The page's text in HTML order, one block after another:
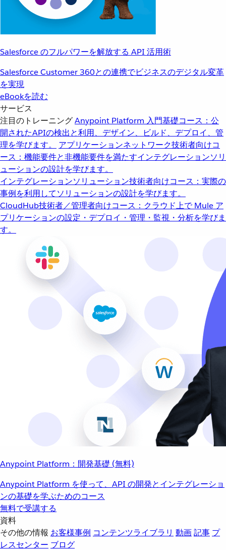
Salesforce のフルパワーを解放する API 活用術
Salesforce Customer 360との連携でビジネスのデジタル変革
を実現
eBookを読む
サービス
注目のトレーニングAnypoint Platform 入門基礎コース：公
開されたAPIの検出と利用、デザイン、ビルド、デプロイ、管
理を学びます。
アプリケーションネットワーク技術者向けコ
ース：機能要件と非機能要件を満たすインテグレーションソリ
ューションの設計を学びます。
インテグレーションソリューション技術者向けコース：実際の
事例を利用してソリューションの設計を学びます。
CloudHub技術者／管理者向けコース：クラウド上で Mule ア
プリケーションの設定・デプロイ・管理・監視・分析を学びま
す。
Anypoint Platform：開発基礎 (無料)
Anypoint Platform を使って、API の開発とインテグレーショ
ンの基礎を学ぶためのコース
無料で受講する
資料
その他の情報 お客様事例 コンテンツライブラリ 動画記事 プ
レスセンター ブログ